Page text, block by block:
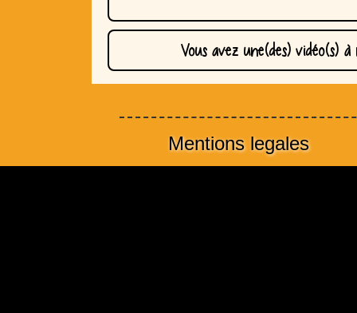
Vous avez une(des) vidéo(s) à
Mentions legales